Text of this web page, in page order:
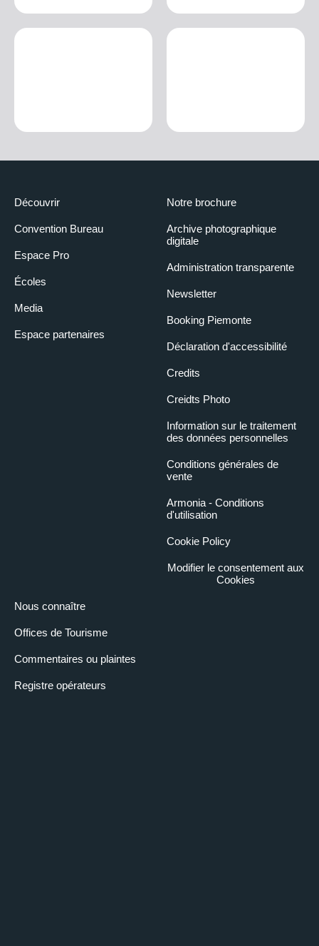
Découvrir
Convention Bureau
Espace Pro
Écoles
Media
Espace partenaires
Nous connaître
Offices de Tourisme
Commentaires ou plaintes
Registre opérateurs
Notre brochure
Archive photographique
digitale
Administration transparente
Newsletter
Booking Piemonte
Déclaration d'accessibilité
Credits
Creidts Photo
Information sur le traitement
des données personnelles
Conditions générales de
vente
Armonia - Conditions
d'utilisation
Cookie Policy
Modifier le consentement aux
Cookies